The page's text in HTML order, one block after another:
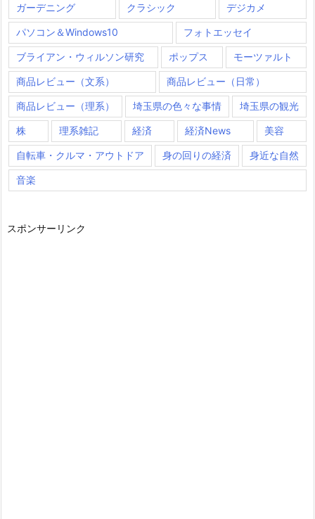
ガーデニング クラシック デジカメ
パソコン＆Windows10 フォトエッセイ
ブライアン・ウィルソン研究 ポップス モーツァルト
商品レビュー（文系） 商品レビュー（日常）
商品レビュー（理系） 埼玉県の色々な事情 埼玉県の観光
株 理系雑記 経済 経済News 美容
自転車・クルマ・アウトドア 身の回りの経済 身近な自然
音楽
スポンサーリンク